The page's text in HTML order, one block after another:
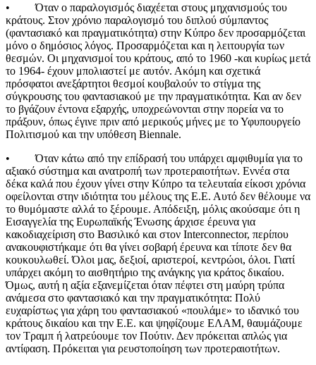
• Όταν ο παραλογισμός διαχέεται στους μηχανισμούς του
κράτους. Στον χρόνιο παραλογισμό του διπλού σύμπαντος
(φαντασιακό και πραγματικότητα) στην Κύπρο δεν προσαρμόζεται
μόνο ο δημόσιος λόγος. Προσαρμόζεται και η λειτουργία των
θεσμών. Οι μηχανισμοί του κράτους, από το 1960 -και κυρίως μετά
το 1964- έχουν μπολιαστεί με αυτόν. Ακόμη και σχετικά
πρόσφατοι ανεξάρτητοι θεσμοί κουβαλούν το στίγμα της
σύγκρουσης του φαντασιακού με την πραγματικότητα. Και αν δεν
το βγάζουν έντονα εξαρχής, υποχρεώνονται στην πορεία να το
πράξουν, όπως έγινε πριν από μερικούς μήνες με το Υφυπουργείο
Πολιτισμού και την υπόθεση Biennale.
• Όταν κάτω από την επίδρασή του υπάρχει αμφιθυμία για το
αξιακό σύστημα και ανατροπή των προτεραιοτήτων. Εννέα στα
δέκα καλά που έχουν γίνει στην Κύπρο τα τελευταία είκοσι χρόνια
οφείλονται στην ιδιότητα του μέλους της Ε.Ε. Αυτό δεν θέλουμε να
το θυμόμαστε αλλά το ξέρουμε. Απόδειξη, μόλις ακούσαμε ότι η
Εισαγγελία της Ευρωπαϊκής Ένωσης άρχισε έρευνα για
κακοδιαχείριση στο Βασιλικό και στον Interconnector, περίπου
ανακουφιστήκαμε ότι θα γίνει σοβαρή έρευνα και τίποτε δεν θα
κουκουλωθεί. Όλοι μας, δεξιοί, αριστεροί, κεντρώοι, όλοι. Γιατί
υπάρχει ακόμη το αισθητήριο της ανάγκης για κράτος δικαίου.
Όμως, αυτή η αξία εξανεμίζεται όταν πέφτει στη μαύρη τρύπα
ανάμεσα στο φαντασιακό και την πραγματικότητα: Πολύ
ευχαρίστως για χάρη του φαντασιακού «πουλάμε» το ιδανικό του
κράτους δικαίου και την Ε.Ε. και ψηφίζουμε ΕΛΑΜ, θαυμάζουμε
τον Τραμπ ή λατρεύουμε τον Πούτιν. Δεν πρόκειται απλώς για
αντίφαση. Πρόκειται για ρευστοποίηση των προτεραιοτήτων.